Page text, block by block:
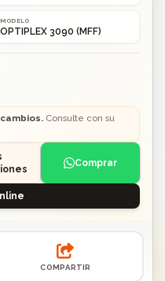
MODELO
OPTIPLEX 3090 (MFF)
Consulte con su
Comprar
o compartir enlace.
COMPARTIR